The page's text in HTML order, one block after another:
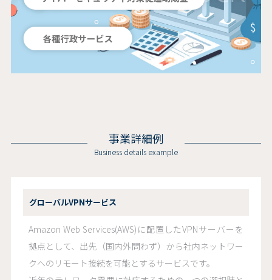
事業詳細例
Business details example
グローバルVPNサービス
Amazon Web Services(AWS)に配置したVPNサーバーを
拠点として、出先（国内外問わず）から社内ネットワー
クへのリモート接続を可能とするサービスです。